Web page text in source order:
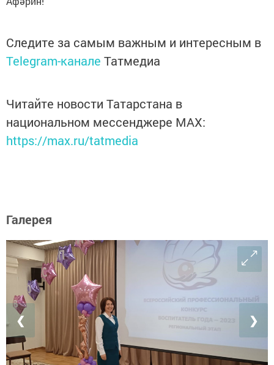
Следите за самым важным и интересным в
Telegram-канале Татмедиа
Читайте новости Татарстана в
национальном мессенджере MАХ:
https://max.ru/tatmedia
Галерея
❮ ❯